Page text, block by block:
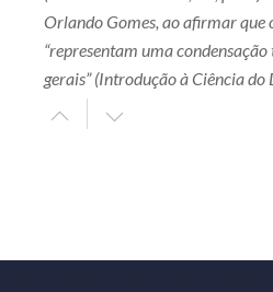
Orlando Gomes, ao afirmar que
“representam uma
gerais” (Introdução à Ciência do